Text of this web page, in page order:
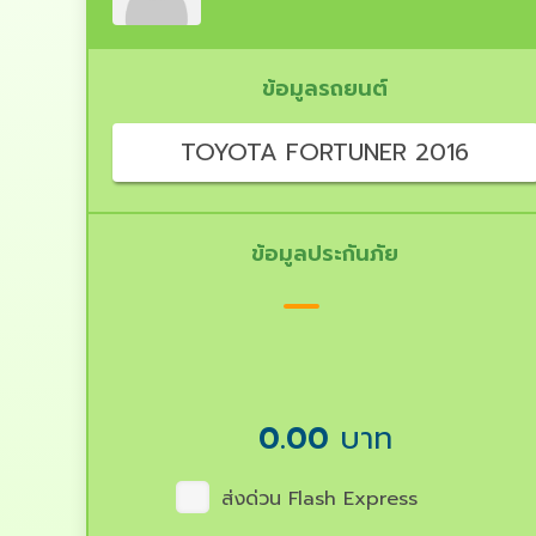
ข้อมูลรถยนต์
TOYOTA FORTUNER 2016
ข้อมูลประกันภัย
0.00 บาท
ส่งด่วน Flash Express